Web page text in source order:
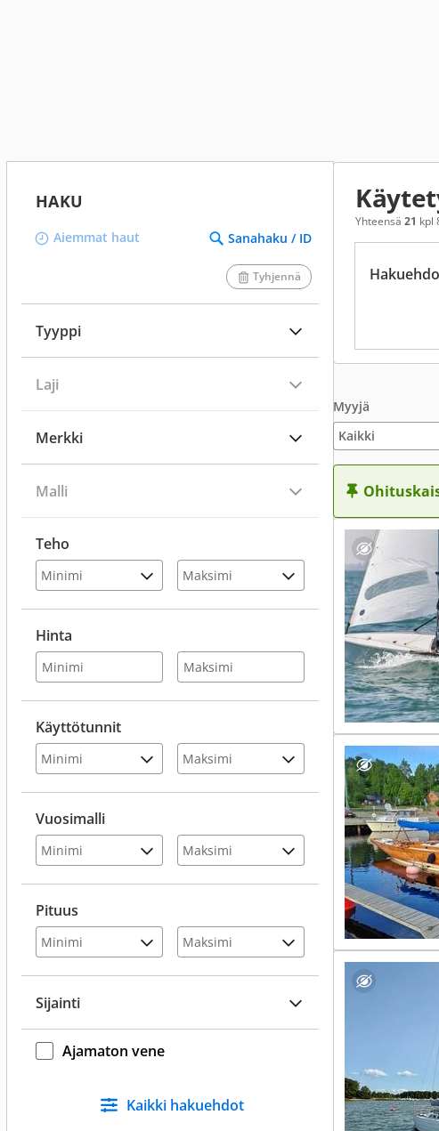
HAKU
Aiemmat haut Sanahaku / ID
Tyhjennä
Tyyppi
Laji
Merkki
Malli
Teho
Hinta
Käyttötunnit
Vuosimalli
Pituus
Sijainti
Ajamaton vene
Kaikki hakuehdot
Yhteensä 21 kpl
Myyjä